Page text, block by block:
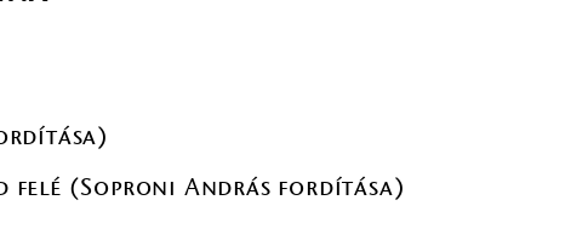
felé (Soproni András fordítása)